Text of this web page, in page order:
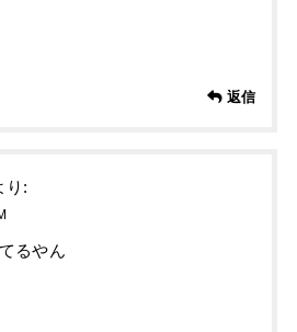
返信
り:
るやん